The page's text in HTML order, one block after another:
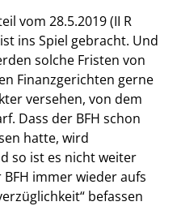
vom 28.5.2019 (II R
ins Spiel gebracht. Und
solche Fristen von
Finanzgerichten gerne
versehen, von dem
Dass der BFH schon
hatte, wird
so ist es nicht weiter
immer wieder aufs
befassen